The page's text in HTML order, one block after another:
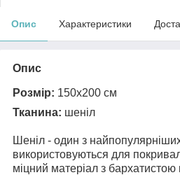
Опис Характеристики
Опис
Розмір: 150х200 см
Тканина: шеніл
Шеніл - один з
використовуються для
міцний матеріал з бархатистою